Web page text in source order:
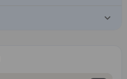
keyboard_arrow_down